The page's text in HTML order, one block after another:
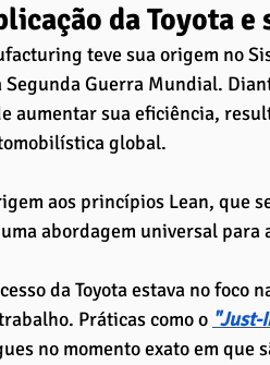
da Toyota
teve sua origem no
Segunda Guerra Mundial.
aumentar sua eficiência,
global.
aos princípios Lean, que
abordagem universal para
da Toyota estava no foco
Práticas como o "Just-
no momento exato em que